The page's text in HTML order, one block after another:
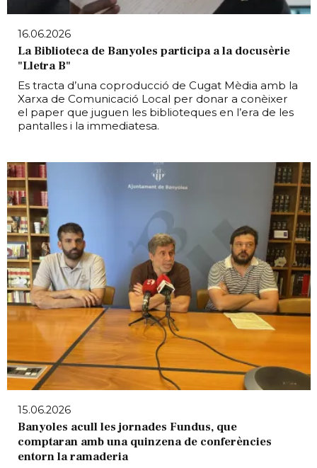
16.06.2026
La Biblioteca de Banyoles participa a la docusèrie
"Lletra B"
Es tracta d’una coproducció de Cugat Mèdia amb la
Xarxa de Comunicació Local per donar a conèixer
el paper que juguen les biblioteques en l’era de les
pantalles i la immediatesa.
15.06.2026
Banyoles acull les jornades Fundus, que
comptaran amb una quinzena de conferències
entorn la ramaderia